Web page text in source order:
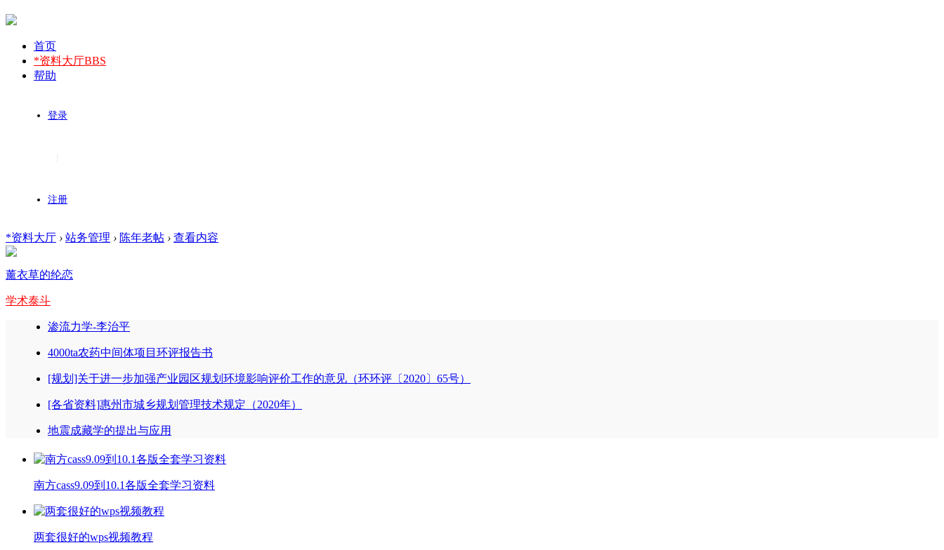
首页
*资料大厅BBS
帮助
登录
注册
*资料大厅 › 站务管理 › 陈年老帖 › 查看内容
薰衣草的纶恋
学术泰斗
渗流力学-李治平
4000ta农药中间体项目环评报告书
[规划]关于进一步加强产业园区规划环境影响评价工作的意见（环环评〔2020〕65号）
[各省资料]惠州市城乡规划管理技术规定（2020年）
地震成藏学的提出与应用
南方cass9.09到10.1各版全套学习资料
两套很好的wps视频教程